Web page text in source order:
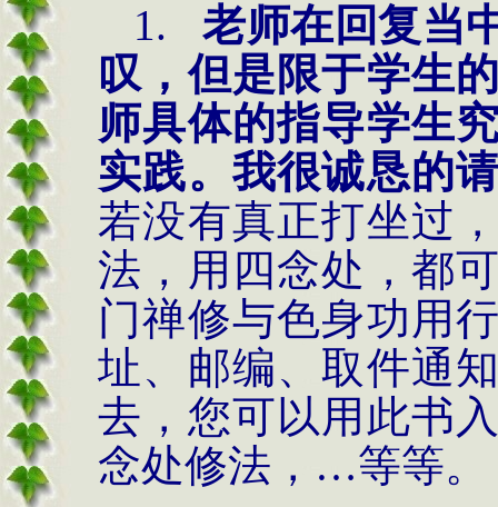
1.
老师在回复当
叹，但是限于学生
师具体的指导学生
实践。我很诚恳的
若没有真正打坐过
法，用四念处，都
门禅修与色身功用
址、邮编、取件通
去，您可以用此书
念处修法，…等等。